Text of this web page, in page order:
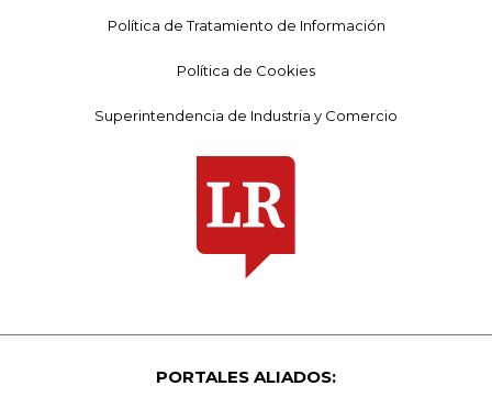
Política de Tratamiento de Información
Política de Cookies
Superintendencia de Industria y Comercio
PORTALES ALIADOS: